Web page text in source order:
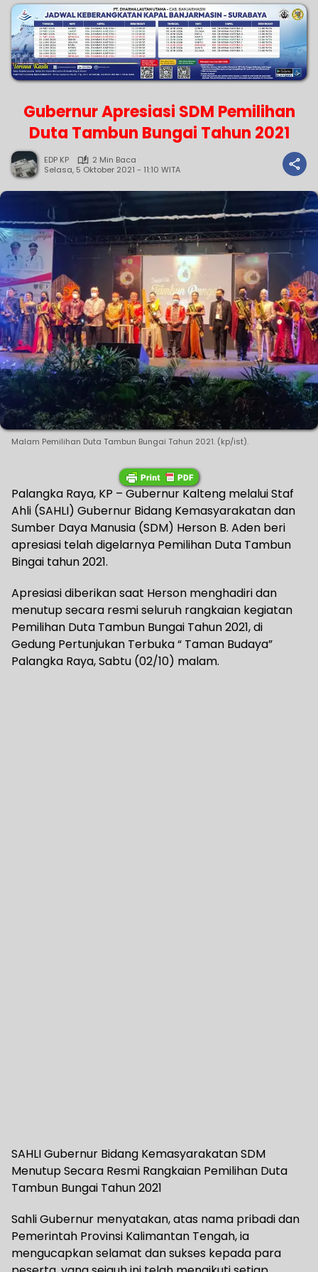
Gubernur Apresiasi SDM Pemilihan
Duta Tambun Bungai Tahun 2021
EDP KP
2 Min Baca
Selasa, 5 Oktober 2021 - 11:10 WITA
Malam Pemilihan Duta Tambun Bungai Tahun 2021. (kp/ist).
Palangka Raya, KP – Gubernur Kalteng melalui Staf
Ahli (SAHLI) Gubernur Bidang Kemasyarakatan dan
Sumber Daya Manusia (SDM) Herson B. Aden beri
apresiasi telah digelarnya Pemilihan Duta Tambun
Bingai tahun 2021.
Apresiasi diberikan saat Herson menghadiri dan
menutup secara resmi seluruh rangkaian kegiatan
Pemilihan Duta Tambun Bungai Tahun 2021, di
Gedung Pertunjukan Terbuka “ Taman Budaya”
Palangka Raya, Sabtu (02/10) malam.
SAHLI Gubernur Bidang Kemasyarakatan SDM
Menutup Secara Resmi Rangkaian Pemilihan Duta
Tambun Bungai Tahun 2021
Sahli Gubernur menyatakan, atas nama pribadi dan
Pemerintah Provinsi Kalimantan Tengah, ia
mengucapkan selamat dan sukses kepada para